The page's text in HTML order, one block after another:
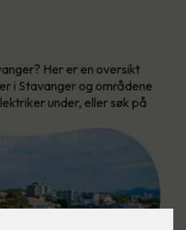
Her er en oversikt
i Stavanger og områdene
under, eller søk på